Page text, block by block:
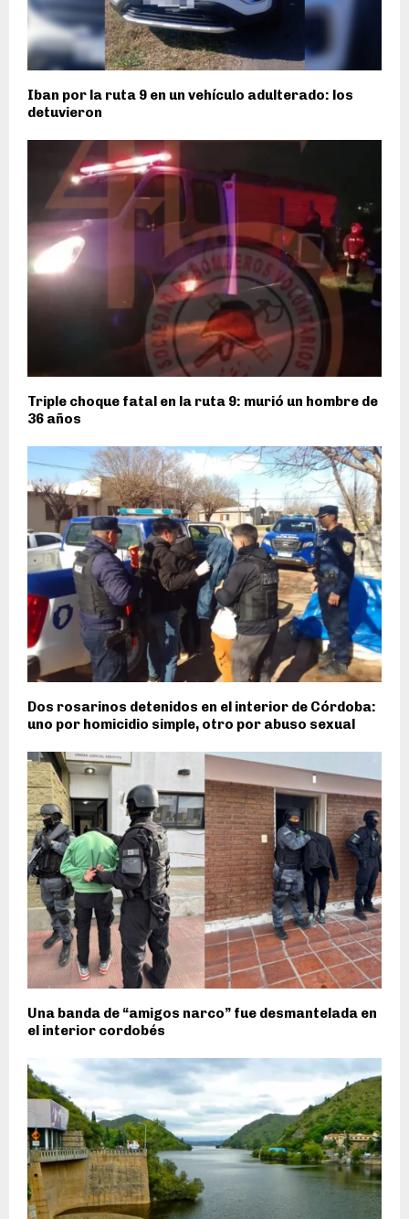
Iban por la ruta 9 en un vehículo adulterado: los
detuvieron
Triple choque fatal en la ruta 9: murió un hombre de
36 años
Dos rosarinos detenidos en el interior de Córdoba:
uno por homicidio simple, otro por abuso sexual
Una banda de “amigos narco” fue desmantelada en
el interior cordobés